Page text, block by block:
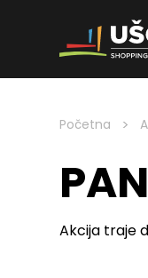
Skip to content
Početna >
Akcija traje